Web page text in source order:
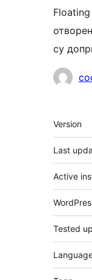
Floating
су
Мета
Version
Last
Active
Tested